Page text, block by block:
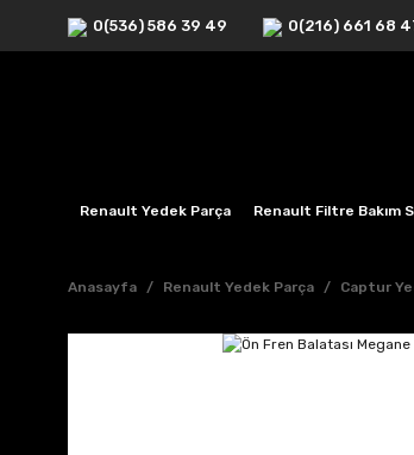
0(536) 586 39 49 0(216) 661 68
Renault Yedek Parça Renault Filtre Bakım
Anasayfa Renault Yedek Parça Captur